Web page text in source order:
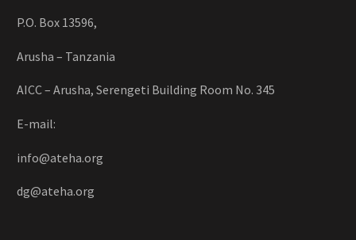
P.O. Box 13596,
Arusha – Tanzania
AICC – Arusha, Serengeti Building Room No. 345
E-mail:
info@ateha.org
dg@ateha.org